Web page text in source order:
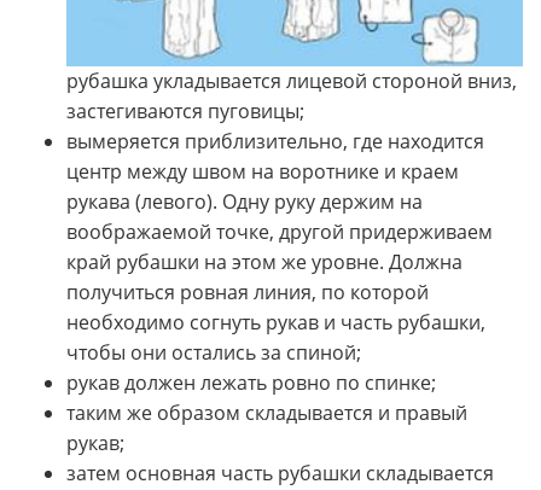
рубашка укладывается лицевой стороной вниз,
застегиваются пуговицы;
вымеряется приблизительно, где находится
центр между швом на воротнике и краем
рукава (левого). Одну руку держим на
воображаемой точке, другой придерживаем
край рубашки на этом же уровне. Должна
получиться ровная линия, по которой
необходимо согнуть рукав и часть рубашки,
чтобы они остались за спиной;
рукав должен лежать ровно по спинке;
таким же образом складывается и правый
рукав;
затем основная часть рубашки складывается